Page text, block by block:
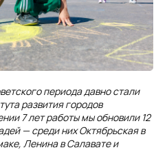
периода давно стали
развития городов
7 лет работы мы обновили 12
— среди них Октябрьская в
Ленина в Салавате и